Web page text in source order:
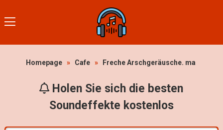
Homepage » Cafe » Freche Arschgeräusche. ma
Holen Sie sich die besten
Soundeffekte kostenlos